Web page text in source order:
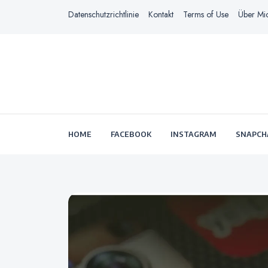
Datenschutzrichtlinie Kontakt Terms of Use Über
HOME FACEBOOK INSTAGRAM